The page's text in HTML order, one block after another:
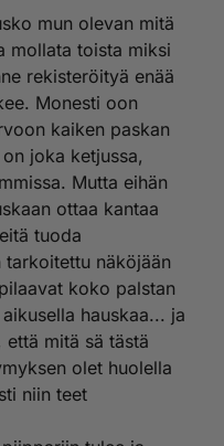
mun olevan mitä
mollata toista miksi
rekisteröityä enää
Monesti oon
kaiken paskan
joka ketjussa,
Mutta eihän
ottaa kantaa
tuoda
näköjään
koko palstan
hauskaa... ja
että mitä sä tästä
olet huolella
niin teet